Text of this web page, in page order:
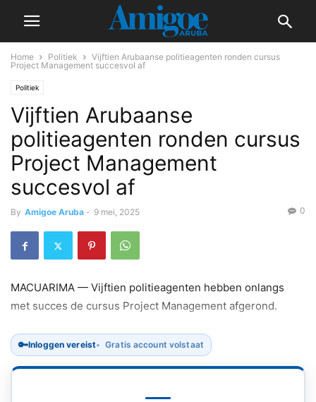
Home Politiek
Vijftien Arubaanse politieagenten ronden cursus
Project Management succesvol af
Politiek
Vijftien Arubaanse
politieagenten ronden cursus
Project Management
succesvol af
By Amigoe Aruba - 9 mei, 2025 0
MACUARIMA — Vijftien politieagenten hebben onlangs
met succes de cursus Project Management afgerond.
🔑Inloggen vereist Gratis account volstaat